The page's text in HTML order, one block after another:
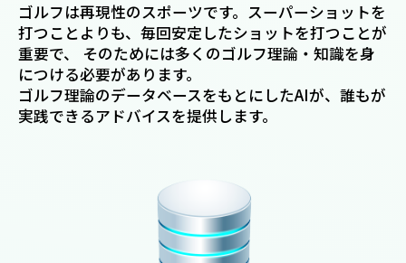
ゴルフは再現性のスポーツです。スーパーショットを
打つことよりも、毎回安定したショットを打つことが
重要で、
そのためには多くのゴルフ理論・知識を身
につける必要があります。
ゴルフ理論のデータベースをもとにしたAIが、誰もが
実践できるアドバイスを提供します。